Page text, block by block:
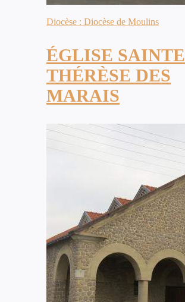
Diocèse : Diocèse de Moulins
ÉGLISE SAINTE
THÉRÈSE DES
MARAIS